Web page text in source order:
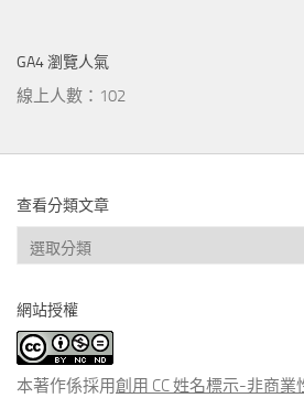
GA4 瀏覽人氣
線上人數：102
查看分類文章
查
看
類
文
章
網站授權
本著作係採用創用 CC 姓名標示-非商